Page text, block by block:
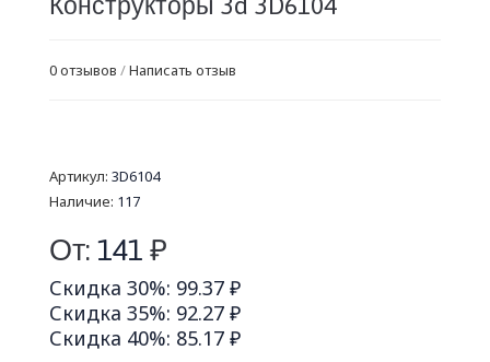
0 отзывов /Написать отзыв
Артикул: 3D6104
Наличие: 117
От: 141 ₽
Скидка 30%: 99.37 ₽
Скидка 35%: 92.27 ₽
Скидка 40%: 85.17 ₽